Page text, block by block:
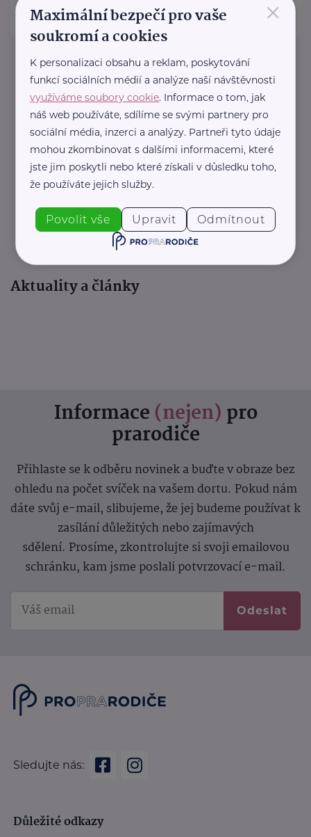
KONTAKTOVAT SPOLEČNOST
Aktuality a články
Informace (nejen) pro
prarodiče
Přihlaste se k odběru novinek a buďte v obraze bez
ohledu na počet svíček na vašem dortu. Pokud nám
dáte svůj e-mail, slibujeme, že jej budeme používat k
zasílání důležitých nebo zajímavých
sdělení. Prosíme, zkontrolujte si svoji emailovou
schránku, kam jsme poslali potvrzovací e-mail.
Odeslat
Sledujte nás:
Důležité odkazy
×
Maximální bezpečí pro vaše
soukromí a cookies
K personalizaci obsahu a reklam, poskytování
funkcí sociálních médií a analýze naší návštěvnosti
využíváme soubory cookie. Informace o tom, jak
náš web používáte, sdílíme se svými partnery pro
sociální média, inzerci a analýzy. Partneři tyto údaje
mohou zkombinovat s dalšími informacemi, které
jste jim poskytli nebo které získali v důsledku toho,
že používáte jejich služby.
Povolit vše Upravit Odmítnout